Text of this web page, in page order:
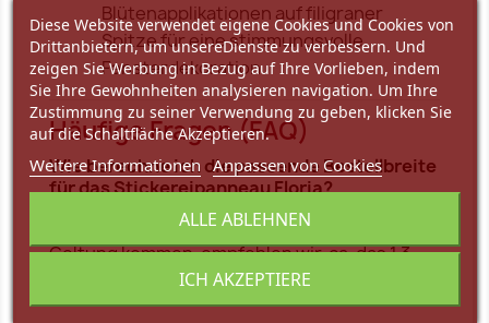
Blütenapplikationen auf filigraner
Spitze für eine stimmungsvolle
Fensterdekoration.
Häufige Fragen (FAQ)
Wie berechne ich die passende Bestellbreite
für das Stickereipanneau Floria?
Ein Musterabschnitt ist 16 cm breit. Damit die
kunstvollen Blütenapplikationen perfekt zur
Geltung kommen, empfehlen wir, ca. das 1,3-
bis 1,5-fache Ihrer reinen Fensterbreite zu
Diese Website verwendet eigene Cookies und Cookies von
Drittanbietern, um unsereDienste zu verbessern. Und
zeigen Sie Werbung in Bezug auf Ihre Vorlieben, indem
Sie Ihre Gewohnheiten analysieren navigation. Um Ihre
Zustimmung zu seiner Verwendung zu geben, klicken Sie
auf die Schaltfläche Akzeptieren.
Weitere Informationen Anpassen von Cookies
ALLE ABLEHNEN
ICH AKZEPTIERE